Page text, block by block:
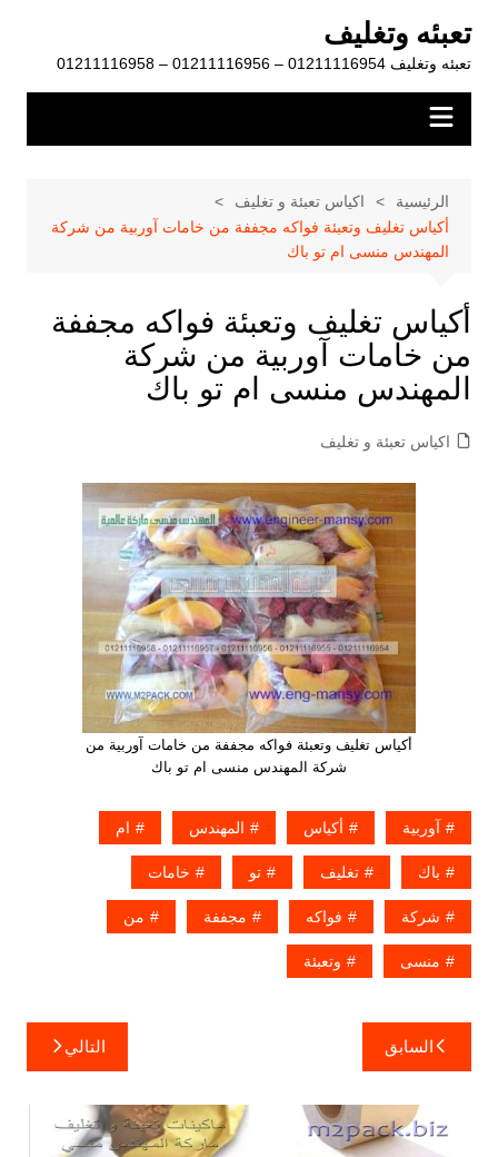
المحتوى
تعبئه وتغليف
تعبئه وتغليف 01211116954 – 01211116956 – 01211116958
الرئيسية
اكياس تعبئة و تغليف
أكياس تغليف وتعبئة فواكه مجففة من خامات آوربية من شركة
المهندس منسى ام تو باك
أكياس تغليف وتعبئة فواكه مجففة
من خامات آوربية من شركة
المهندس منسى ام تو باك
اكياس تعبئة و تغليف
أكياس تغليف وتعبئة فواكه مجففة من خامات آوربية من
شركة المهندس منسى ام تو باك
آوربية أكياس المهندس ام
باك تغليف تو خامات
شركة فواكه مجففة من
منسى وتعبئة
تصفّح
المقالات
السابق التالي